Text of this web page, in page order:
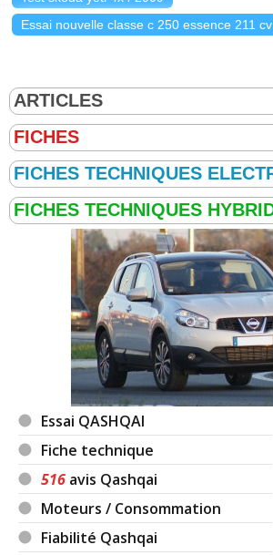
Essai nouvelle classe c 250 essence 211 cv
Essai QASHQAI
Fiche technique
516 avis Qashqai
Moteurs / Consommation
Fiabilité Qashqai